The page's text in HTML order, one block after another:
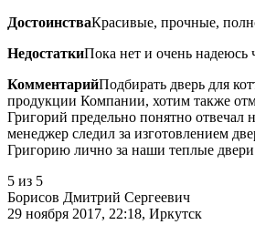
ДостоинстваКрасивые, прочные,
НедостаткиПока нет и очень надеюсь
КомментарийПодбирать дверь для
продукции Компании, хотим также
Григорий предельно понятно
менеджер следил за изготовлением
Григорию лично за наши теплые
5 из 5
Борисов Дмитрий Сергеевич
29 ноября 2017, 22:18, Иркутск